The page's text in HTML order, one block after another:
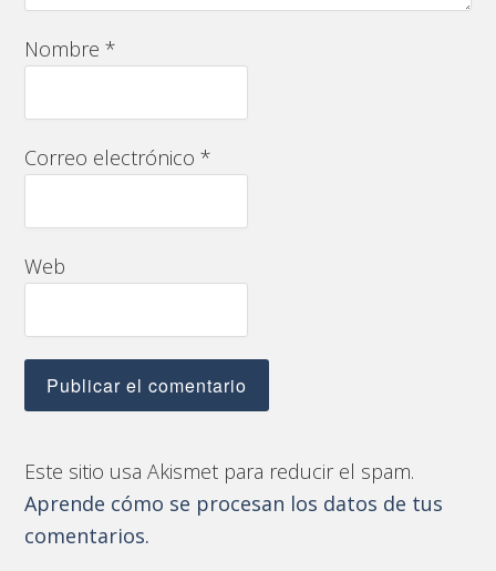
Nombre*
Correo electrónico*
Web
Este sitio usa Akismet para reducir el spam.
Aprende cómo se procesan los datos de tus
comentarios.